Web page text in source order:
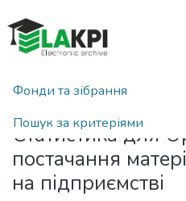
Фонди та зібрання
Пошук за критеріями
Головна Статистика
Статистика для
постачання
на підприємстві